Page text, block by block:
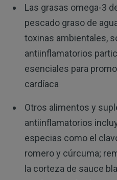
Las grasas omega-3
pescado graso de
toxinas ambientales,
antiinflamatorios
esenciales para
cardíaca
Otros alimentos y
antiinflamatorios
especias como el
romero y cúrcuma;
la corteza de sauce